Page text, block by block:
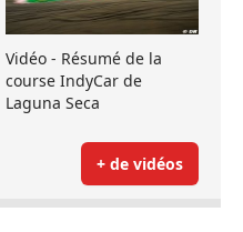
Vidéo - Résumé de la
course IndyCar de
Laguna Seca
+ de vidéos